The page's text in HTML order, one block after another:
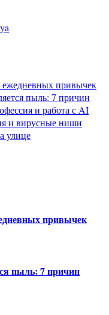
привычек
пыль: 7 причин
и работа с AI
и вирусные ниши
улице
привычек
пыль: 7 причин